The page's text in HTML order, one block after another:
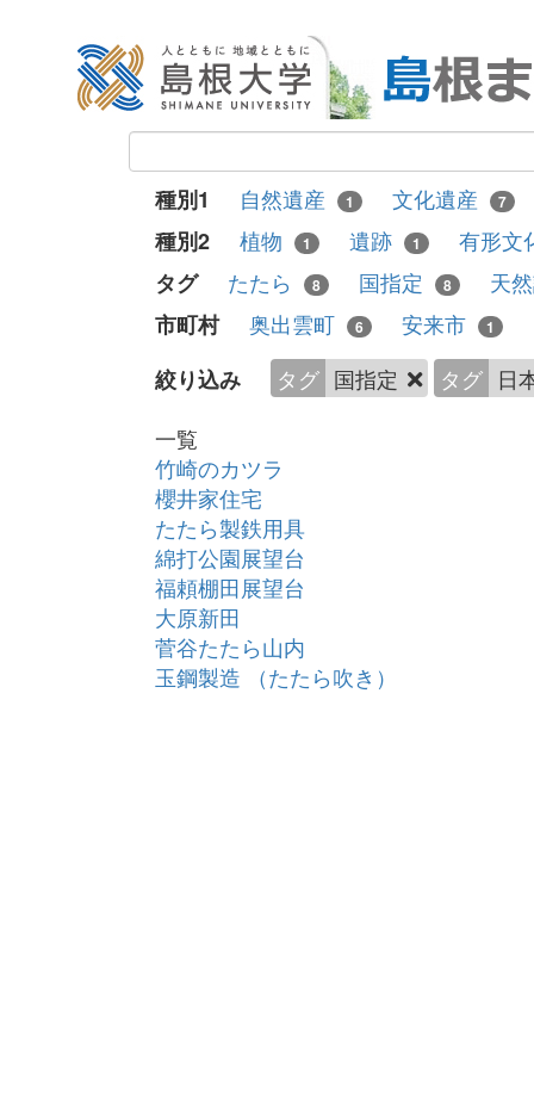
種別1 自然遺産 1 文化遺産 7
種別2 植物 1 遺跡 1
有形文
タグ
たたら 8 国指定 8
天
市町村
奥出雲町 6 安来市 1
絞り込み
タグ 国指定 タグ 日
一覧
竹崎のカツラ
櫻井家住宅
たたら製鉄用具
綿打公園展望台
福頼棚田展望台
大原新田
菅谷たたら山内
玉鋼製造 （たたら吹き）